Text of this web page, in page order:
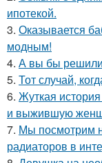
ипотекой.
3. Оказывается
модным!
4. А вы бы
5. Тот случай,
6. Жуткая
и выжившую
7. Мы посмотрим
радиаторов в